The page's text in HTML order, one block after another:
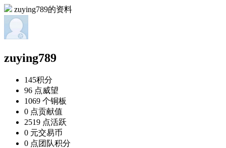
zuying789的资料
zuying789
145积分
96 点威望
1069 个铜板
0 点贡献值
2519 点活跃
0 元交易币
0 点团队积分